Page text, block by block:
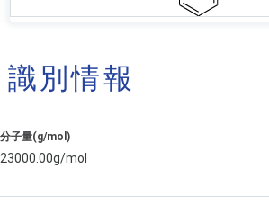
識別情報
分子量(g/mol)
23000.00g/mol